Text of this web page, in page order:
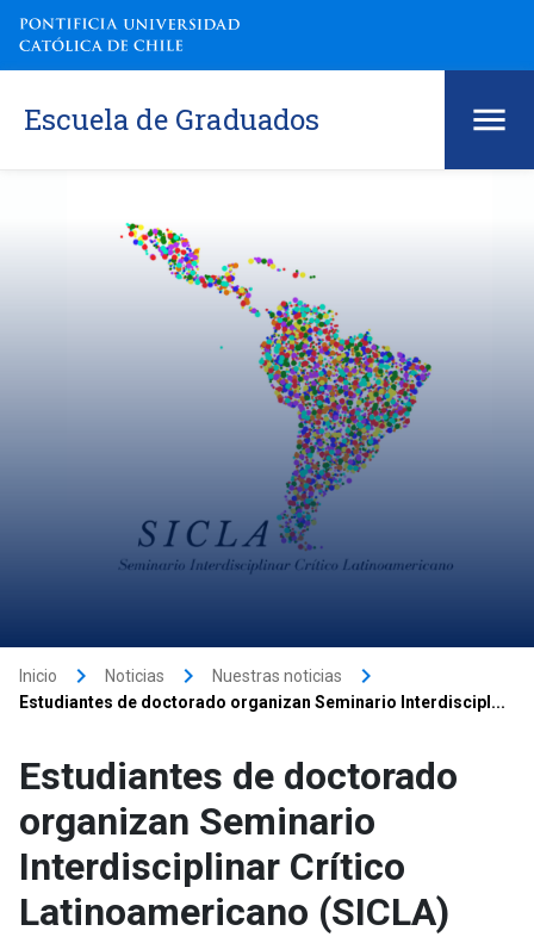
Escuela de Graduados
Inicio keyboard_arrow_right Noticias keyboard_arrow_right Nuestras noticias keyboard_arrow_right
Estudiantes de doctorado organizan Seminario Interdiscipl...
Estudiantes de doctorado
organizan Seminario
Interdisciplinar Crítico
Latinoamericano (SICLA)